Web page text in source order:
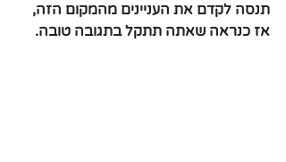
תנסה לקדם את העניינים מהמקום הזה,
אז כנראה שאתה תתקל בתגובה טובה.